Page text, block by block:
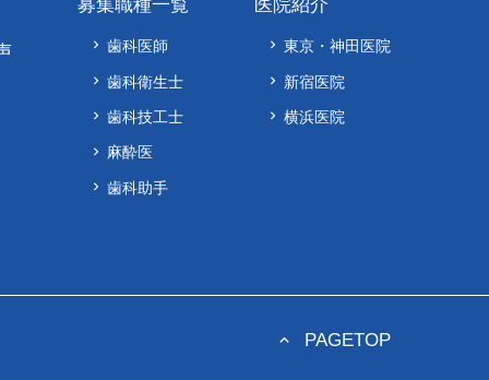
募集職種一覧
keyboard_arrow_right 歯科医師
keyboard_arrow_right 歯科衛生士
keyboard_arrow_right 歯科技工士
keyboard_arrow_right 麻酔医
keyboard_arrow_right 歯科助手
医院紹介
keyboard_arrow_right 東京・神田医院
keyboard_arrow_right 新宿医院
keyboard_arrow_right 横浜医院
keyboard_arrow_up PAGETOP